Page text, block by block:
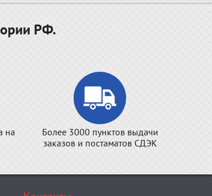
РФ.
на
Более 3000 пунктов выдачи
заказов и постаматов СДЭК